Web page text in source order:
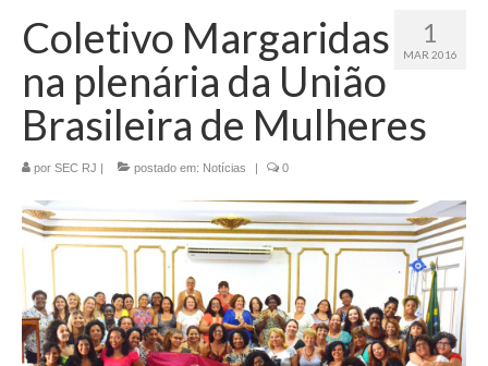
Eleição 2024 – Comissão Eleitoral
Histórico
Diretoria
Estatuto
Atendimentos
Coletivo Margaridas
Coletivo de Igualdade Racial
DENÚNCIAS
1
MAR 2016
Coletivo Margaridas
na plenária da União
Brasileira de Mulheres
por SEC RJ | postado em: Notícias | 0